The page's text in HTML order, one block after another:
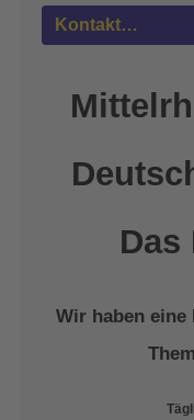
Kontakt…
Das
Wir haben eine